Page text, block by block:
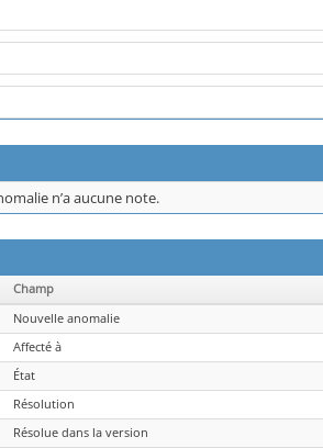
n’a aucune note.
Champ
Nouvelle anomalie
Affecté à
État
Résolution
Résolue dans la version